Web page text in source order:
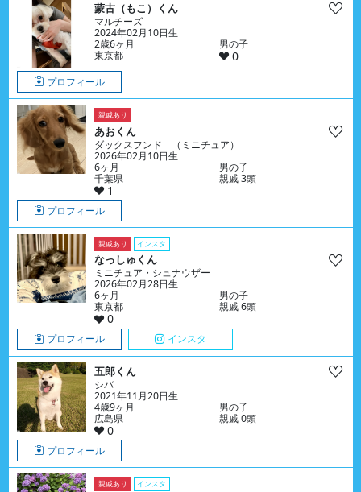
蒙古（もこ）くん
マルチーズ
2024年02月10日生
2歳6ヶ月
男の子
東京都
0
プロフィール
親戚あり
あおくん
ダックスフンド （ミニチュア）
2026年02月10日生
6ヶ月
男の子
千葉県
親戚 3頭
1
プロフィール
親戚あり インスタ
なっしゅくん
ミニチュア・シュナウザー
2026年02月28日生
6ヶ月
男の子
東京都
親戚 6頭
0
プロフィール インスタ
五郎くん
シバ
2021年11月20日生
4歳9ヶ月
男の子
広島県
親戚 0頭
0
プロフィール
親戚あり インスタ